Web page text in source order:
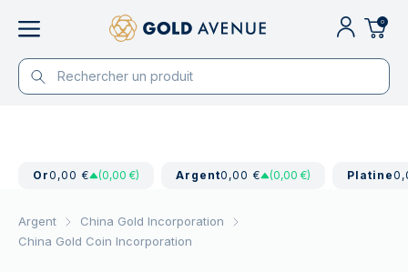
0
Or0,00 € (0,00 €) Argent0,00 € (0,00 €) Platine
Argent
China Gold Incorporation
China Gold Coin Incorporation